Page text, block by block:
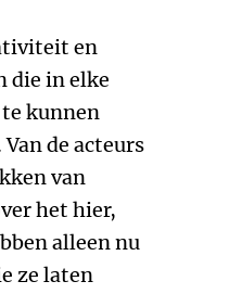
en
die in elke
kunnen
de acteurs
van
het hier,
alleen nu
ze laten